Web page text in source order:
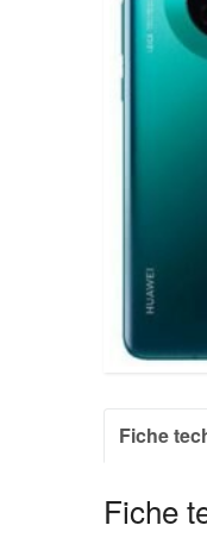
Fiche
Fiche